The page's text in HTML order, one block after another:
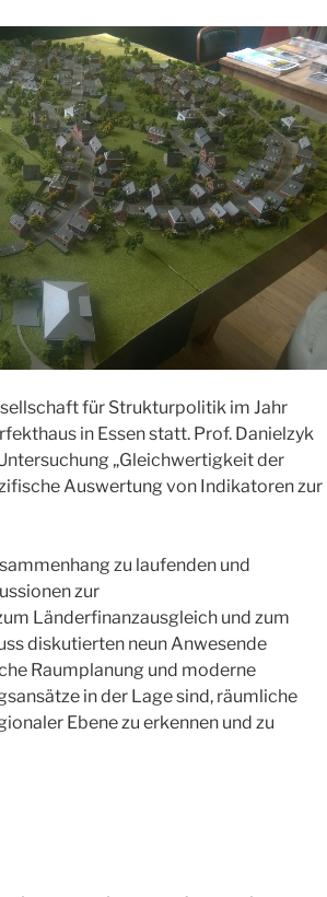
für Strukturpolitik im Jahr
in Essen statt. Prof. Danielzyk
„Gleichwertigkeit der
Auswertung von Indikatoren zur
zu laufenden und
zur
Länderfinanzausgleich und zum
diskutierten neun Anwesende
Raumplanung und moderne
in der Lage sind, räumliche
Ebene zu erkennen und zu